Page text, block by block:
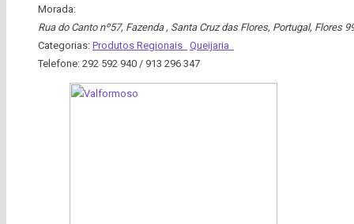
Morada:
Rua do Canto nº57, Fazenda , Santa Cruz das Flores, Portugal, Flores
Categorias: Produtos Regionais Queijaria
Telefone: 292 592 940 / 913 296 347